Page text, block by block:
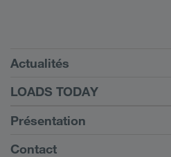
Conditions requises
Actualités
LOADS TODAY
Trouver un frêt avec
LOADS TODAY
En savoir plus
Vers la connexion
Présentation
Informations générales
Contact